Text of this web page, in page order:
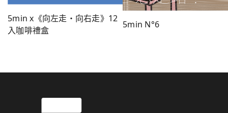
5min x《向左走・向右走》12
入咖啡禮盒
5min N°6